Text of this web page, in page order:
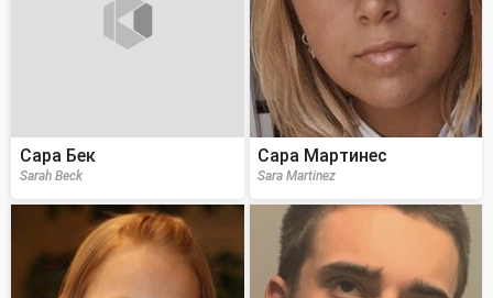
Сара Бек
Sarah Beck
Сара Мартинес
Sara Martinez